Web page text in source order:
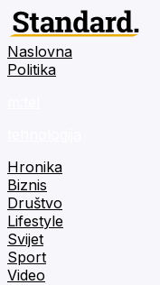
Naslovna
Politika
Hronika
Biznis
Društvo
Lifestyle
Svijet
Sport
Video